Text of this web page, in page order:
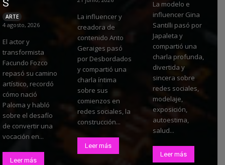
S
ARTE
4 agosto, 2026
El actor y
transformista
Facundo Fozco
repasó su camino
artístico, recordó
cómo nació
Paloma y habló
sobre el desafío
de convertir una
vocación en...
Leer más
La influencer y
creadora de
contenido Anto
Geraiges pasó
por Desbordados
y compartió una
charla íntima
sobre sus
comienzos en
redes sociales, la
construcción...
Leer más
La modelo e
influencer Gina
Santilli pasó por
Japaleta y
compartió una
charla profunda,
divertida y
sincera sobre
redes sociales,
modelaje,
exposición,
autoestima,
salud...
Leer más